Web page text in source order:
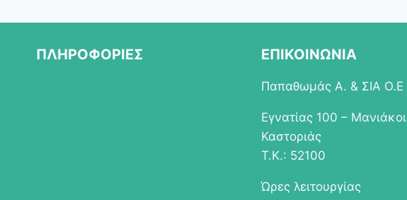
ΠΛΗΡΟΦΟΡΙΕΣ ΕΠΙΚΟΙΝΩΝΙΑ
Παπαθωμάς Α. & ΣΙΑ Ο.Ε
Εγνατίας 100 – Μανιάκοι
Καστοριάς
Τ.Κ.: 52100
Ώρες λειτουργίας